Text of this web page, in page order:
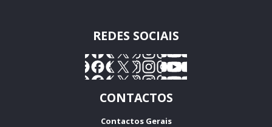
REDES SOCIAIS
CONTACTOS
Contactos Gerais